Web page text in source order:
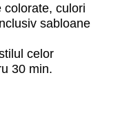
colorate, culori
sabloane
celor
30 min.